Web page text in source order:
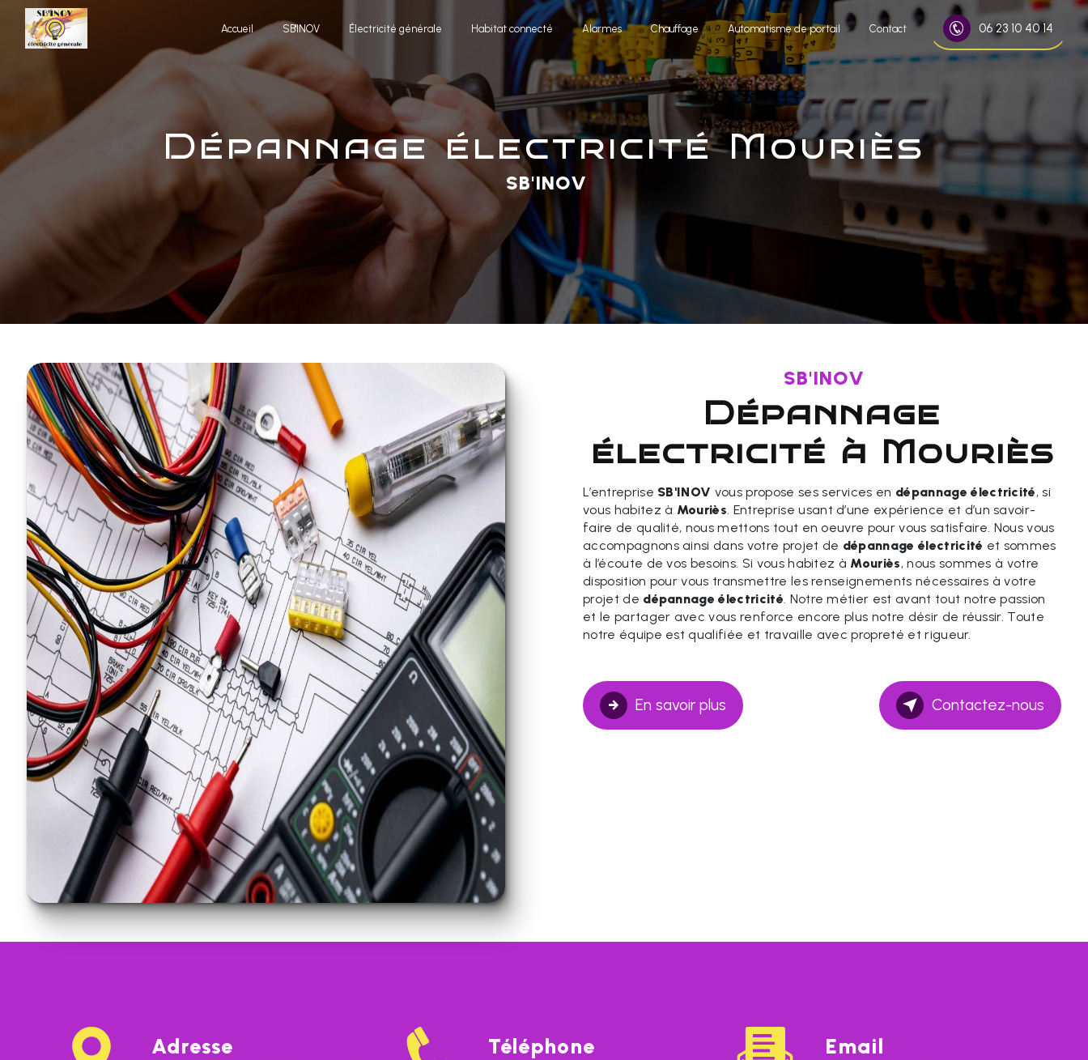
Accueil SB'INOV Électricité générale Habitat connecté Alarmes Chauffage Automatisme de portail Contact 06 23 10 40 14
dépannage électricité Mouriès
SB'INOV
SB'INOV
dépannage
électricité à Mouriès
L’entreprise SB'INOV vous propose ses services en dépannage électricité, si
vous habitez à Mouriès. Entreprise usant d’une expérience et d’un savoir-
faire de qualité, nous mettons tout en oeuvre pour vous satisfaire. Nous vous
accompagnons ainsi dans votre projet de dépannage électricité et sommes
à l’écoute de vos besoins. Si vous habitez à Mouriès, nous sommes à votre
disposition pour vous transmettre les renseignements nécessaires à votre
projet de dépannage électricité. Notre métier est avant tout notre passion
et le partager avec vous renforce encore plus notre désir de réussir. Toute
notre équipe est qualifiée et travaille avec propreté et rigueur.
En savoir plus Contactez-nous
Adresse Téléphone Email
Panneau de gestion des cookies